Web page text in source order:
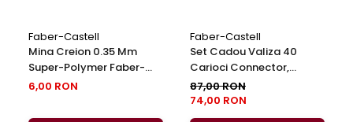
Faber-Castell
Mina Creion 0.35 Mm
Super-Polymer Faber-
Castell
6,00 RON
Faber-Castell
Set Cadou Valiza 40
Carioci Connector,
Faber-Castell
87,00 RON
74,00 RON